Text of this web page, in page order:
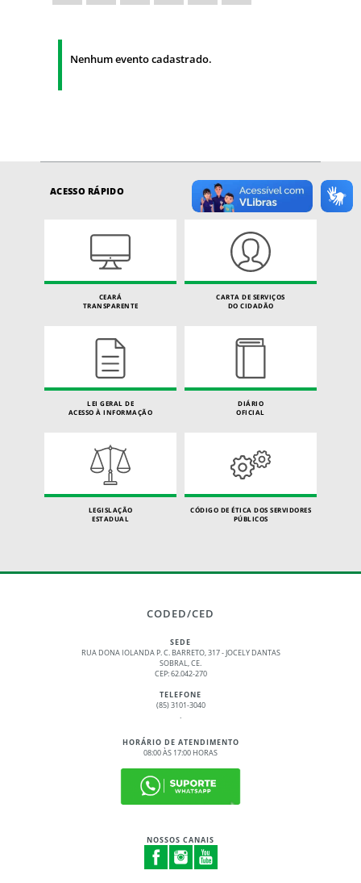
Nenhum evento cadastrado.
ACESSO RÁPIDO
CEARÁ
TRANSPARENTE
CARTA DE SERVIÇOS
DO CIDADÃO
LEI GERAL DE
ACESSO À INFORMAÇÃO
DIÁRIO
OFICIAL
LEGISLAÇÃO
ESTADUAL
CÓDIGO DE ÉTICA DOS SERVIDORES
PÚBLICOS
CODED/CED
SEDE
RUA DONA IOLANDA P. C. BARRETO, 317 - JOCELY DANTAS
SOBRAL, CE.
CEP: 62.042-270
TELEFONE
(85) 3101-3040
.
HORÁRIO DE ATENDIMENTO
08:00 ÀS 17:00 HORAS
NOSSOS CANAIS